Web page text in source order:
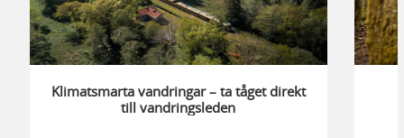
Klimatsmarta vandringar – ta tåget direkt
till vandringsleden